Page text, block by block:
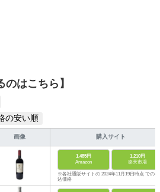
のはこちら】
の安い順
画像 購入サイト
1,485円
Amazon
1,210円
楽天市場
※各社通販サイトの 2024年11月19日時点 での税
込価格